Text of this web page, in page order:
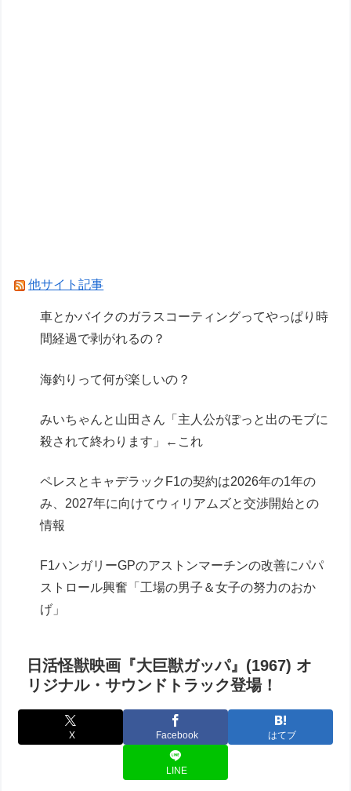
Powered by livedoor 相互RSS
他サイト記事
車とかバイクのガラスコーティングってやっぱり時
間経過で剥がれるの？
海釣りって何が楽しいの？
みいちゃんと山田さん「主人公がぽっと出のモブに
殺されて終わります」←これ
ペレスとキャデラックF1の契約は2026年の1年の
み、2027年に向けてウィリアムズと交渉開始との
情報
F1ハンガリーGPのアストンマーチンの改善にパパ
ストロール興奮「工場の男子＆女子の努力のおか
げ」
日活怪獣映画『大巨獣ガッパ』(1967) オ
リジナル・サウンドトラック登場！
X Facebook はてブ
LINE